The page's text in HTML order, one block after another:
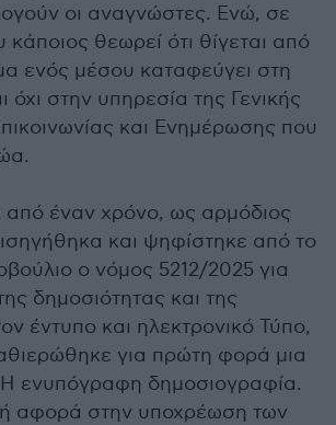
οι αναγνώστες. Ενώ, σε
θεωρεί ότι θίγεται από
ενός μέσου καταφεύγει στη
όχι στην υπηρεσία της Γενικής
και Ενημέρωσης που
από έναν χρόνο, ως αρμόδιος
και ψηφίστηκε από το
ο νόμος 5212/2025 για
δημοσιότητας και της
έντυπο και ηλεκτρονικό Τύπο,
για πρώτη φορά μια
Η ενυπόγραφη δημοσιογραφία.
αφορά στην υποχρέωση των